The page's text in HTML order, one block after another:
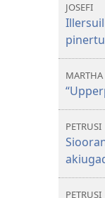
JOSEFI
MARTHA
PETRUSI
PETRUSI